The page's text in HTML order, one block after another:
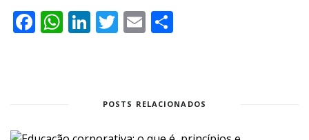
Facebook
WhatsApp
LinkedIn
Twitter
Email
POSTS RELACIONADOS